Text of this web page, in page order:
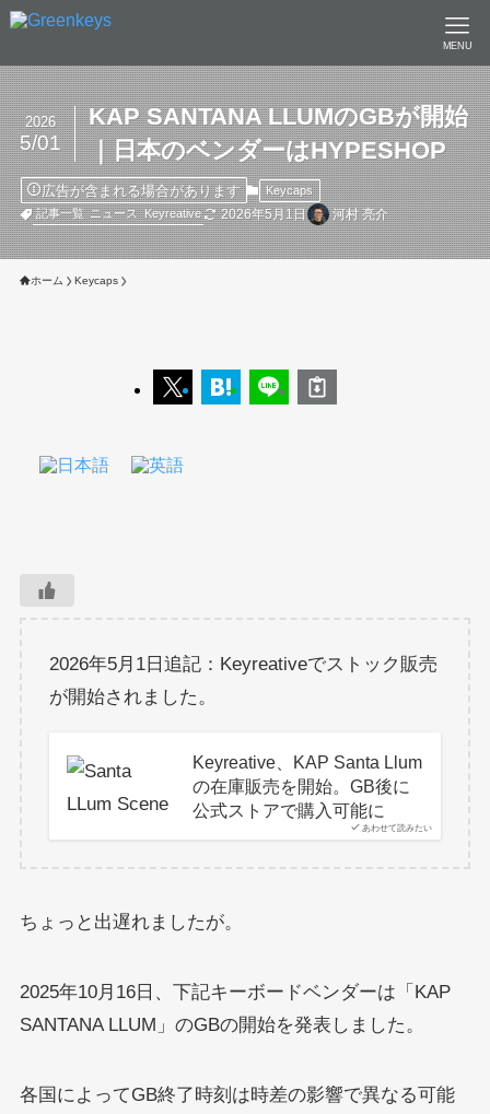
MENU
KAP SANTANA LLUMのGBが開始
｜日本のベンダーはHYPESHOP
2026
5/01
広告が含まれる場合があります
Keycaps
記事一覧 ニュース Keyreative 2026年5月1日 河村 亮介
ホーム Keycaps
2026年5月1日追記：Keyreativeでストック販売
が開始されました。
あわせて読みたい
Keyreative、KAP Santa Llum
の在庫販売を開始。GB後に
公式ストアで購入可能に
ちょっと出遅れましたが。
2025年10月16日、下記キーボードベンダーは「KAP
SANTANA LLUM」のGBの開始を発表しました。
各国によってGB終了時刻は時差の影響で異なる可能